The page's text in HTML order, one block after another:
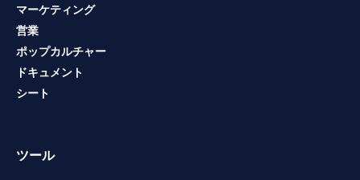
マーケティング
営業
ポップカルチャー
ドキュメント
シート
ツール